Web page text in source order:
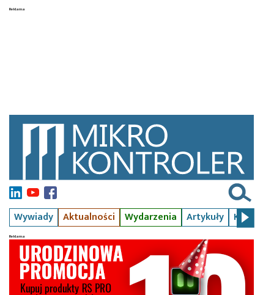
Wywiady Aktualności Wydarzenia Artykuły Kursy